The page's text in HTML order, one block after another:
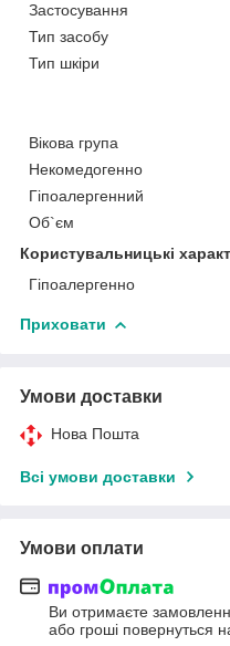
Застосування
Тип засобу
Тип шкіри
Вікова група
Некомедогенно
Гіпоалергенний
Об`єм
Користувальницькі
Гіпоалергенно
Приховати
Умови доставки
Нова Пошта
Всі умови доставки
Умови оплати
Ви отримаєте
або гроші повернуться